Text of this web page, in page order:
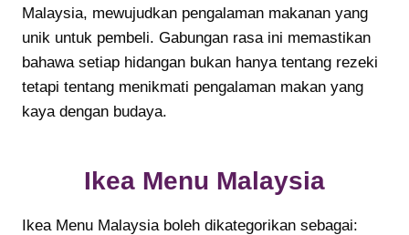
Malaysia, mewujudkan pengalaman makanan yang
unik untuk pembeli. Gabungan rasa ini memastikan
bahawa setiap hidangan bukan hanya tentang rezeki
tetapi tentang menikmati pengalaman makan yang
kaya dengan budaya.
Ikea Menu Malaysia
Ikea Menu Malaysia boleh dikategorikan sebagai: